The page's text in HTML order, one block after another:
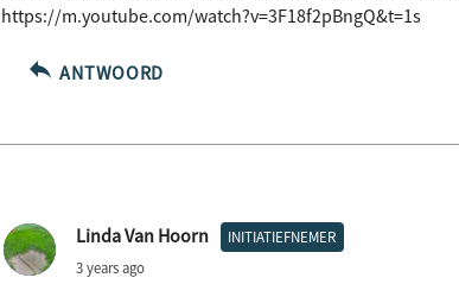
https://m.youtube.com/watch?v=3F18f2pBngQ&t=1s
ANTWOORD
Linda Van Hoorn INITIATIEFNEMER
3 years ago